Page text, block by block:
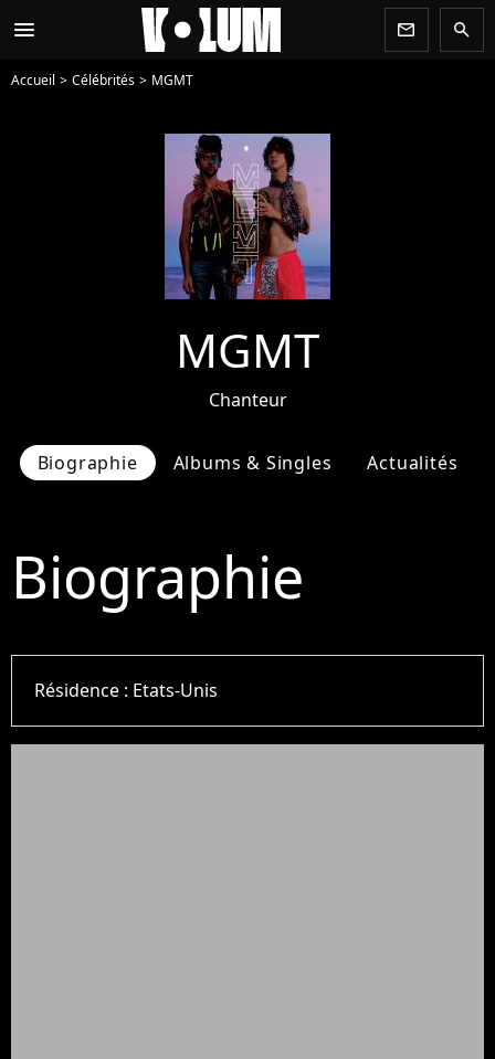
menu newsletter search
Accueil Célébrités MGMT
MGMT
Chanteur
Biographie Albums & Singles Actualités
Biographie
Résidence : Etats-Unis